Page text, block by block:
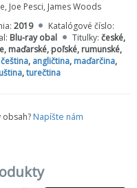
Joe Pesci, James Woods
2019
Katalógové číslo:
Blu-ray obal Titulky: české,
maďarské, poľské, rumunské,
čeština, angličtina, maďarčina,
,turečtina
Napíšte nám